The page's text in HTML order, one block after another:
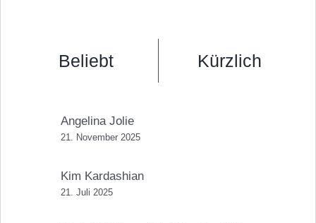
Beliebt Kürzlich
Angelina Jolie
21. November 2025
Kim Kardashian
21. Juli 2025